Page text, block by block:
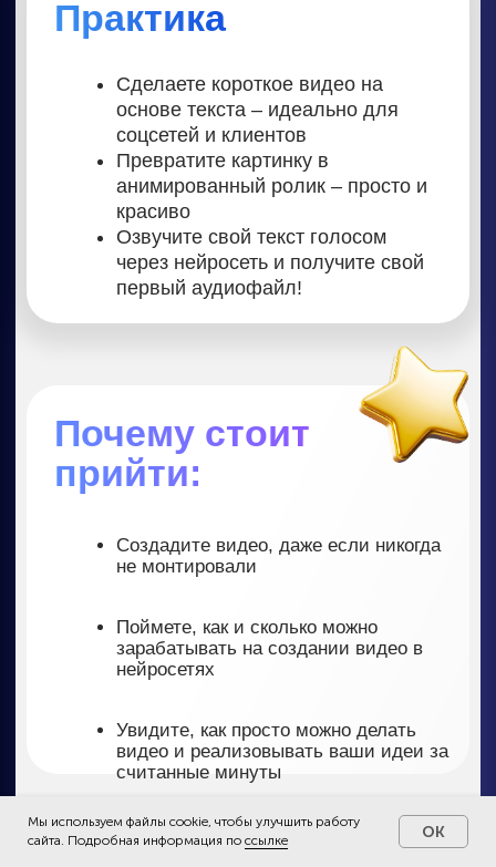
ХОЧУ ТАК ЖЕ
АНТОН БОЧКАРЕВ
Предприниматель, эксперт по
удаленной работе и нейросетям
Президент Клуба Удаленщиков
Автор многочисленных
программ обучения в Digital-
Официальный спикер Московской
Торгово-Промышленной палаты
Мы используем файлы cookie, чтобы улучшить работу
сайта. Подробная информация по ссылке OK